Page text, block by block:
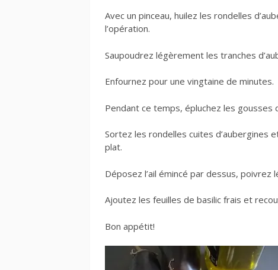
Avec un pinceau, huilez les rondelles
l’opération.
Saupoudrez légèrement les tranches
Enfournez pour une vingtaine de minutes.
Pendant ce temps, épluchez les gousses
Sortez les rondelles cuites d’aubergines
plat.
Déposez l’ail émincé par dessus, poivrez
Ajoutez les feuilles de basilic frais et
Bon appétit!